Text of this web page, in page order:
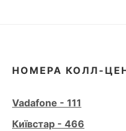
НОМЕРА КОЛЛ-
Vadafone - 111
Київстар - 466